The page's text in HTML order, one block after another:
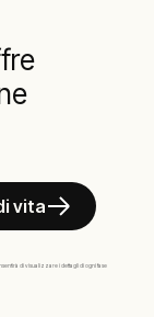
vita
di visualizzare i dettagli di ogni fase